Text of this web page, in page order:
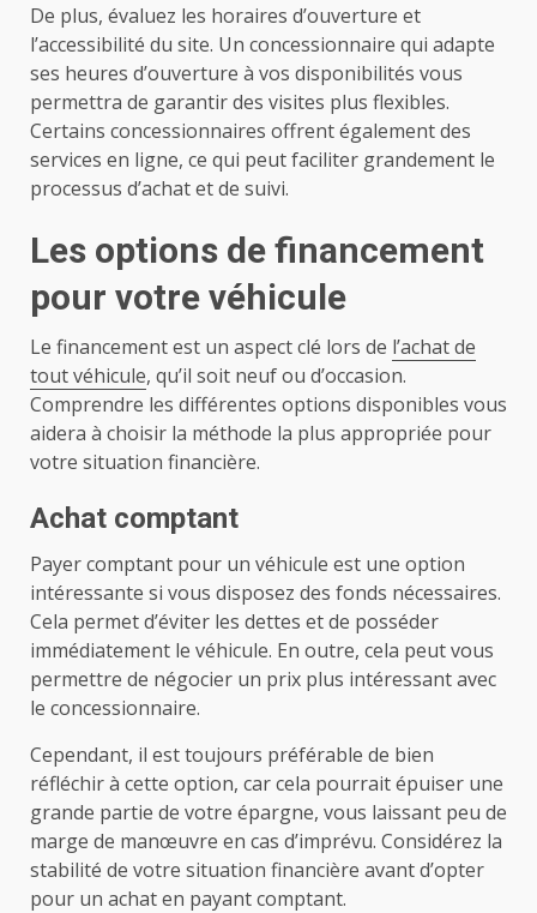
De plus, évaluez les horaires d’ouverture et
l’accessibilité du site. Un concessionnaire qui adapte
ses heures d’ouverture à vos disponibilités vous
permettra de garantir des visites plus flexibles.
Certains concessionnaires offrent également des
services en ligne, ce qui peut faciliter grandement le
processus d’achat et de suivi.
Les options de financement
pour votre véhicule
Le financement est un aspect clé lors de l’achat de
tout véhicule, qu’il soit neuf ou d’occasion.
Comprendre les différentes options disponibles vous
aidera à choisir la méthode la plus appropriée pour
votre situation financière.
Achat comptant
Payer comptant pour un véhicule est une option
intéressante si vous disposez des fonds nécessaires.
Cela permet d’éviter les dettes et de posséder
immédiatement le véhicule. En outre, cela peut vous
permettre de négocier un prix plus intéressant avec
le concessionnaire.
Cependant, il est toujours préférable de bien
réfléchir à cette option, car cela pourrait épuiser une
grande partie de votre épargne, vous laissant peu de
marge de manœuvre en cas d’imprévu. Considérez la
stabilité de votre situation financière avant d’opter
pour un achat en payant comptant.